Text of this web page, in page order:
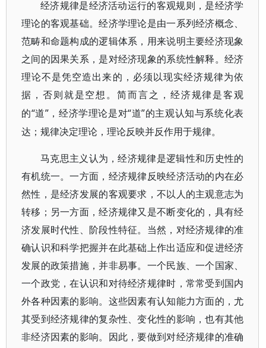
经济规律是经济活动运行的客观规则，是经济学
理论的客观基础。经济学理论是由一系列经济概念、
范畴和命题构成的逻辑体系，用来说明主要经济现象
之间的因果关系，是对经济现象的系统性解释。经济
理论不是凭空造出来的，必须以现实经济规律为依
据，否则就是空想。简而言之，经济规律是客观
的“道”，经济学理论是对“道”的主观认知与系统化表
达；规律决定理论，理论反映并反作用于规律。
马克思主义认为，经济规律是逻辑性和历史性的
有机统一。一方面，经济规律反映经济活动的内在必
然性，是经济发展的客观要求，不以人的主观意志为
转移；另一方面，经济规律又是不断变化的，具有经
济发展时代性、阶段性特征。当然，对经济规律的准
确认识和科学把握并在此基础上作出适应和促进经济
发展的政策措施，并非易事。一个民族、一个国家、
一个政党，在认识和对待经济规律时，常常受到国内
外各种因素的影响。这些因素有认知能力方面的，尤
其受到经济规律的复杂性、变化性的影响，也有其他
非经济因素的影响。因此，要做到对经济规律的准确